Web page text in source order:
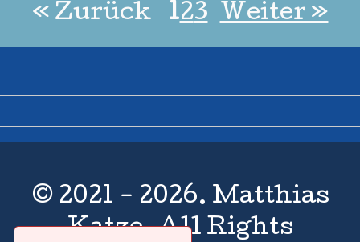
« Zurück
123 Weiter »
© 2021 - 2026. Matthias
Katze. All Rights